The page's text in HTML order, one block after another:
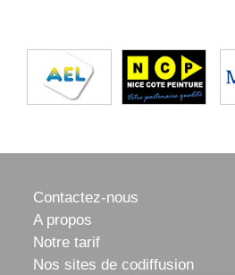
Contactez-nous
A propos
Notre tarif
Nos sites de codiffusion